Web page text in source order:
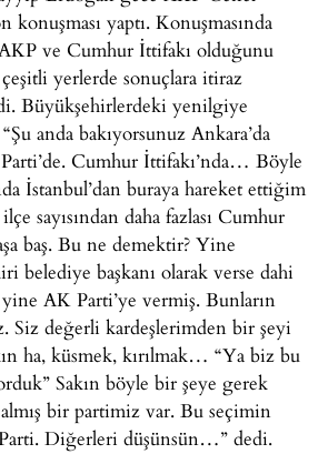
konuşması yaptı. Konuşmasında
ve Cumhur İttifakı olduğunu
yerlerde sonuçlara itiraz
Büyükşehirlerdeki yenilgiye
anda bakıyorsunuz Ankara’da
Cumhur İttifakı’nda… Böyle
İstanbul’dan buraya hareket ettiğim
sayısından daha fazlası Cumhur
baş. Bu ne demektir? Yine
belediye başkanı olarak verse dahi
AK Parti’ye vermiş. Bunların
Siz değerli kardeşlerimden bir şeyi
ha, küsmek, kırılmak… “Ya biz bu
Sakın böyle bir şeye gerek
bir partimiz var. Bu seçimin
Diğerleri düşünsün…” dedi.